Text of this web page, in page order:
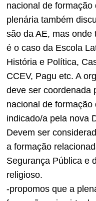
nacional de formação
plenária também
são da AE, mas onde
é o caso da Escola
História e Política,
CCEV, Pagu etc. A
deve ser coordenada
nacional de formação
indicado/a pela nova
Devem ser
a formação
Segurança Pública e
religioso.
-propomos que a